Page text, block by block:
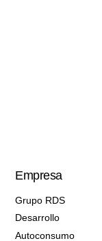
Empresa
Grupo RDS
Desarrollo
Autoconsumo